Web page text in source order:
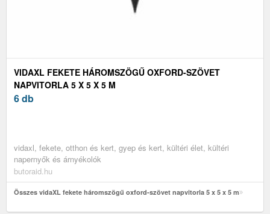
VIDAXL FEKETE HÁROMSZÖGŰ OXFORD-SZÖVET
NAPVITORLA 5 X 5 X 5 M
6 db
vidaxl, fekete, otthon és kert, gyep és kert, kültéri élet, kültéri
napernyők és árnyékolók
butoraid.hu
Összes vidaXL fekete háromszögű oxford-szövet napvitorla 5 x 5 x 5 m